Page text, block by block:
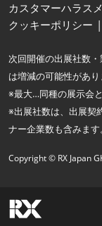
カスタマーハラス
クッキーポリシー
次回開催の出展社数
は増減の可能性があり
※最大…同種の展示会
※出展社数は、出展契
ナー企業数も含みます。
Copyright © RX Japan